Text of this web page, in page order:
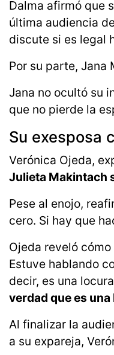
Dalma afirmó que
última audiencia
discute si es legal
Por su parte, Jana
Jana no ocultó su
que no pierde la
Su exesposa
Verónica Ojeda,
Julieta Makintach
Pese al enojo,
cero. Si hay que
Ojeda reveló
Estuve hablando
decir, es una
verdad que es una
Al finalizar la
a su expareja,